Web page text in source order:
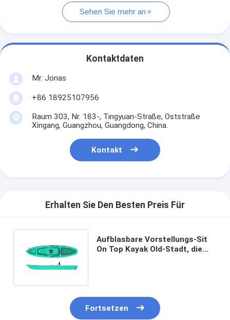
Sehen Sie mehr an
Kontaktdaten
Mr. Jonas
+86 18925107956
Raum 303, Nr. 183-, Tingyuan-Straße, Oststraße
Xingang, Guangzhou, Guangdong, China.
Kontakt
Erhalten Sie Den Besten Preis Für
Aufblasbare Vorstellungs-Sit
On Top Kayak Old-Stadt, die
Fortsetzen